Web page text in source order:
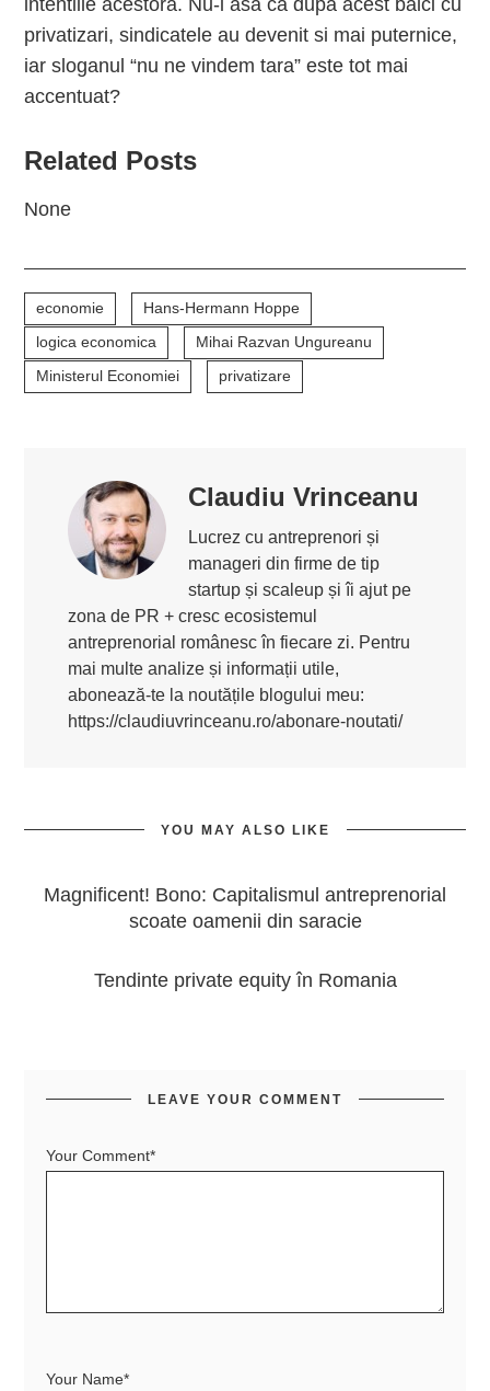
intentiile acestora. Nu-i asa ca dupa acest balci cu
privatizari, sindicatele au devenit si mai puternice,
iar sloganul “nu ne vindem tara” este tot mai
accentuat?
Related Posts
None
economie
Hans-Hermann Hoppe
logica economica
Mihai Razvan Ungureanu
Ministerul Economiei
privatizare
Claudiu Vrinceanu
Lucrez cu antreprenori și
manageri din firme de tip
startup și scaleup și îi ajut pe
zona de PR + cresc ecosistemul
antreprenorial românesc în fiecare zi. Pentru
mai multe analize și informații utile,
abonează-te la noutățile blogului meu:
https://claudiuvrinceanu.ro/abonare-noutati/
YOU MAY ALSO LIKE
Magnificent! Bono: Capitalismul antreprenorial
scoate oamenii din saracie
Tendinte private equity în Romania
LEAVE YOUR COMMENT
Your Comment*
Your Name*